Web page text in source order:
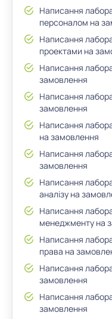
Написання
персоналом на
Написання
проектами на
Написання
замовлення
Написання
замовлення
Написання
на замовлення
Написання
замовлення
Написання
аналізу на
Написання
менеджменту на
Написання
права на
Написання
замовлення
Написання
замовлення